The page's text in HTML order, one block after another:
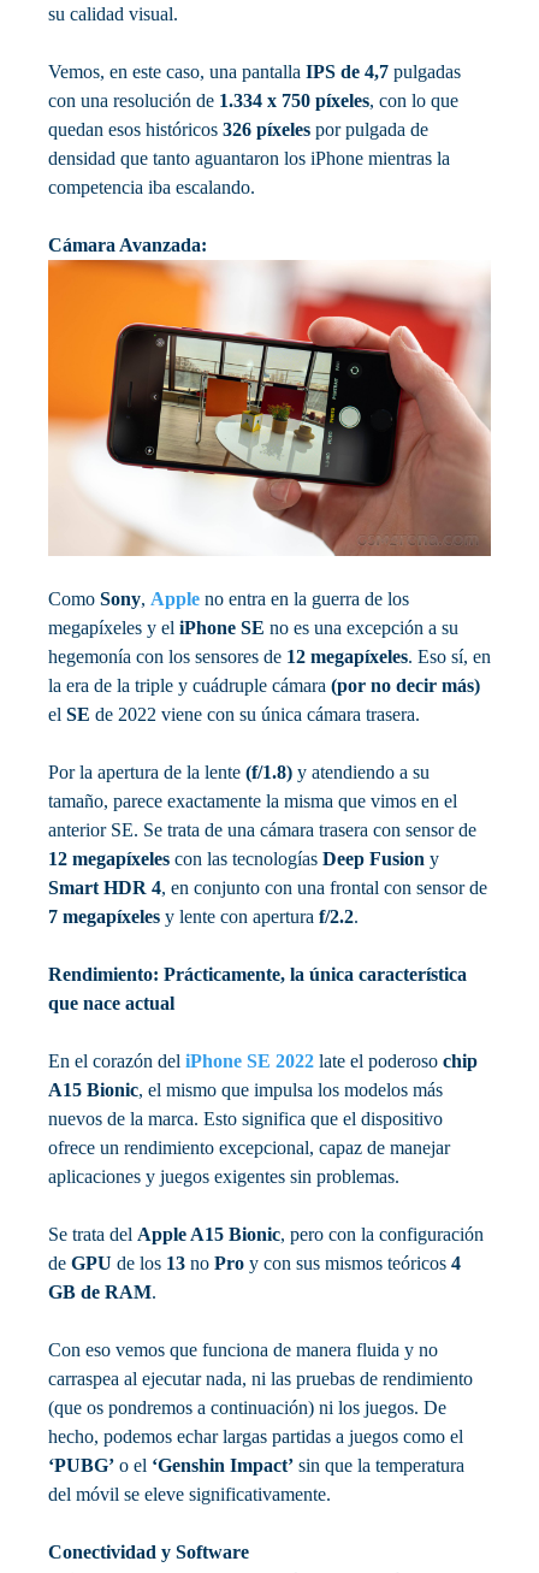
su calidad visual.
Vemos, en este caso, una pantalla IPS de 4,7 pulgadas
con una resolución de 1.334 x 750 píxeles, con lo que
quedan esos históricos 326 píxeles por pulgada de
densidad que tanto aguantaron los iPhone mientras la
competencia iba escalando.
Cámara Avanzada:
Como Sony, Apple no entra en la guerra de los
megapíxeles y el iPhone SE no es una excepción a su
hegemonía con los sensores de 12 megapíxeles. Eso sí, en
la era de la triple y cuádruple cámara (por no decir más)
el SE de 2022 viene con su única cámara trasera.
Por la apertura de la lente (f/1.8) y atendiendo a su
tamaño, parece exactamente la misma que vimos en el
anterior SE. Se trata de una cámara trasera con sensor de
12 megapíxeles con las tecnologías Deep Fusion y
Smart HDR 4, en conjunto con una frontal con sensor de
7 megapíxeles y lente con apertura f/2.2.
Rendimiento: Prácticamente, la única característica
que nace actual
En el corazón del iPhone SE 2022 late el poderoso chip
A15 Bionic, el mismo que impulsa los modelos más
nuevos de la marca. Esto significa que el dispositivo
ofrece un rendimiento excepcional, capaz de manejar
aplicaciones y juegos exigentes sin problemas.
Se trata del Apple A15 Bionic, pero con la configuración
de GPU de los 13 no Pro y con sus mismos teóricos 4
GB de RAM.
Con eso vemos que funciona de manera fluida y no
carraspea al ejecutar nada, ni las pruebas de rendimiento
(que os pondremos a continuación) ni los juegos. De
hecho, podemos echar largas partidas a juegos como el
‘PUBG’ o el ‘Genshin Impact’ sin que la temperatura
del móvil se eleve significativamente.
Conectividad y Software